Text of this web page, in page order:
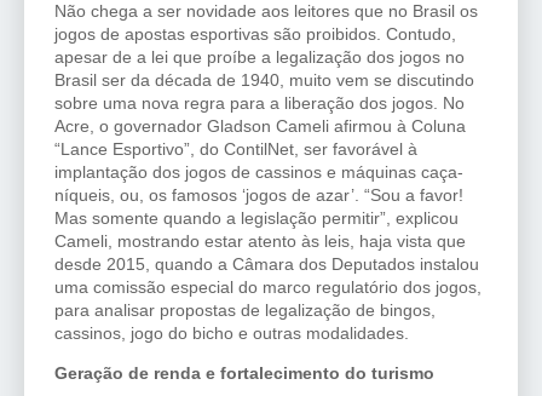
Não chega a ser novidade aos leitores que no Brasil os
jogos de apostas esportivas são proibidos. Contudo,
apesar de a lei que proíbe a legalização dos jogos no
Brasil ser da década de 1940, muito vem se discutindo
sobre uma nova regra para a liberação dos jogos. No
Acre, o governador Gladson Cameli afirmou à Coluna
“Lance Esportivo”, do ContilNet, ser favorável à
implantação dos jogos de cassinos e máquinas caça-
níqueis, ou, os famosos ‘jogos de azar’. “Sou a favor!
Mas somente quando a legislação permitir”, explicou
Cameli, mostrando estar atento às leis, haja vista que
desde 2015, quando a Câmara dos Deputados instalou
uma comissão especial do marco regulatório dos jogos,
para analisar propostas de legalização de bingos,
cassinos, jogo do bicho e outras modalidades.
Geração de renda e fortalecimento do turismo